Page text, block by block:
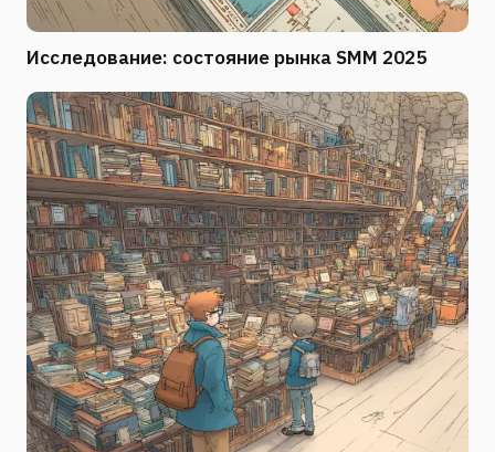
Исследование: состояние рынка SMM 2025